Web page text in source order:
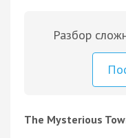
Разбор
The Mysterious